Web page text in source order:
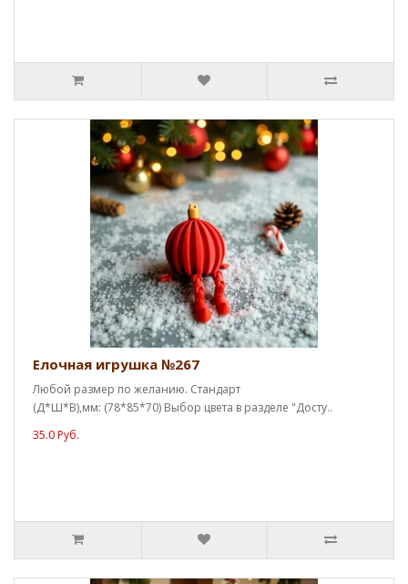
Елочная игрушка №267
Любой размер по желанию. Стандарт
(Д*Ш*В),мм: (78*85*70) Выбор цвета в разделе "Досту..
35.0 Руб.